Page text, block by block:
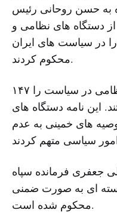
به حسن روحانی رئیس
دستگاه های نظامی و
در سیاست های ایران
محکوم کردند.
۱۴۷ استاد دانشگاهی، دخالت های نظامی در سیاست را
این نامه دستگاه های
های خمینی به عدم
جعفری فرمانده سپاه
هسته ای به صورت ضمنی
محکوم شده است.